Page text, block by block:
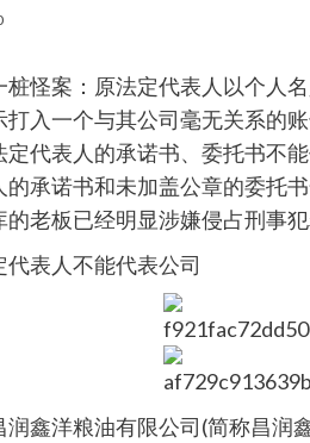
怪案：原法定代表人以个人
入一个与其公司毫无关系的
定代表人的承诺书、委托书不
承诺书和未加盖公章的委托
老板已经明显涉嫌侵占刑事
表人不能代表公司
鑫洋粮油有限公司(简称昌润